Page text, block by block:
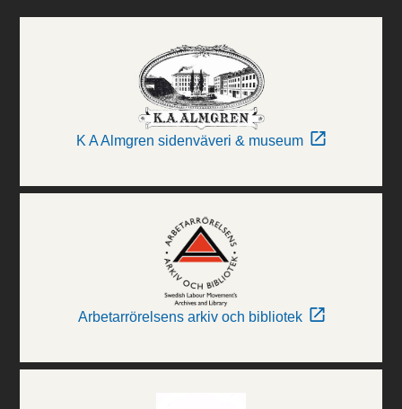
K A Almgren sidenväveri & museum
Arbetarrörelsens arkiv och bibliotek